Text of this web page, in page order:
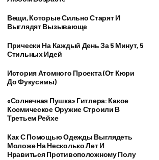
Вещи, Которые Сильно Старят И
Выглядят Вызывающе
Прически На Каждый День За 5 Минут, 5
Стильных Идей
История Атомного Проекта (от Кюри
До Фукусимы)
«Солнечная Пушка» Гитлера: Какое
Космическое Оружие Строили В
Третьем Рейхе
Как С Помощью Одежды Выглядеть
Моложе На Несколько Лет И
Нравиться Противоположному Полу